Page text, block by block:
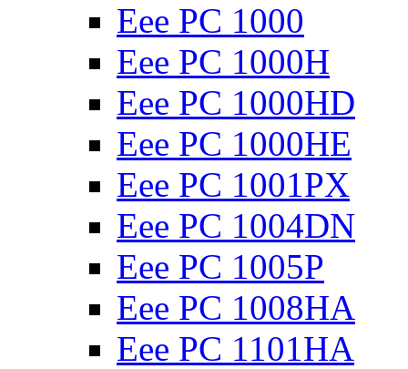
Eee PC 1000
Eee PC 1000H
Eee PC 1000HD
Eee PC 1000HE
Eee PC 1001PX
Eee PC 1004DN
Eee PC 1005P
Eee PC 1008HA
Eee PC 1101HA